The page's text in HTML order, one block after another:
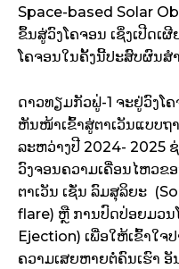
Space-based Solar
ຂຶ້ນສູ່ວົງໂຄຈອນ ເຊິ່ງເປີດເ
ໂຄຈອນໃນຄັ້ງນີ້ປະສົບຜົນສ
ດາວທຽມກັວຟູ່-1 ຈະຢູ່ວົງໂ
ຫັນໜ້າເຂົ້າສູ່ຕາເວັນແບບຖ
ລະຫວ່າງປີ 2024- 2025
ວົງຈອນຄວາມເຄື່ອນໄຫວຂ
ຕາເວັນ ເຊັ່ນ ລົມສຸລິຍະ
flare) ຫຼື ການປົດປ່ອຍມວນ
Ejection) ເພື່ອໃຫ້ເຂົ້າໃ
ຄວາມເສຍຫາຍຕໍ່ຄົນເຮົາ ອັ